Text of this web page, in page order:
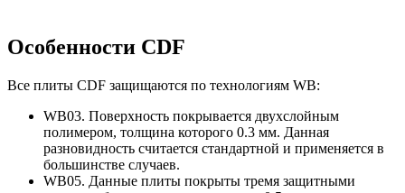
Особенности CDF
Все плиты CDF защищаются по технологиям WB:
WB03. Поверхность покрывается двухслойным
полимером, толщина которого 0.3 мм. Данная
разновидность считается стандартной и применяется в
большинстве случаев.
WB05. Данные плиты покрыты тремя защитными